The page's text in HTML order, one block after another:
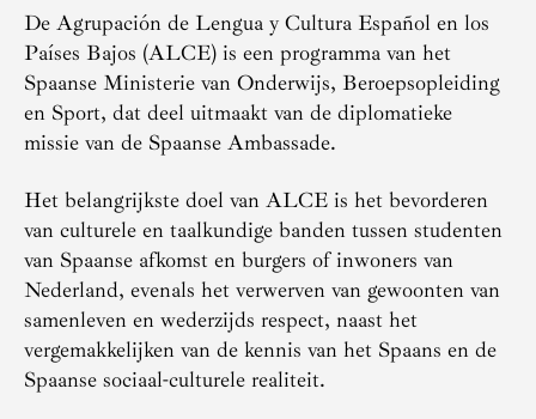
De Agrupación de Lengua y Cultura Español en los
Países Bajos (ALCE) is een programma van het
Spaanse Ministerie van Onderwijs, Beroepsopleiding
en Sport, dat deel uitmaakt van de diplomatieke
missie van de Spaanse Ambassade.
Het belangrijkste doel van ALCE is het bevorderen
van culturele en taalkundige banden tussen studenten
van Spaanse afkomst en burgers of inwoners van
Nederland, evenals het verwerven van gewoonten van
samenleven en wederzijds respect, naast het
vergemakkelijken van de kennis van het Spaans en de
Spaanse sociaal-culturele realiteit.